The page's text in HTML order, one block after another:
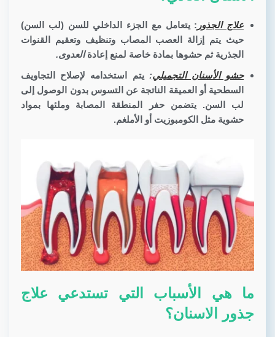
علاج الجذور : يتعامل مع الجزء الداخلي للسن (لب السن)
حيث يتم إزالة العصب المصاب وتنظيف وتعقيم القنوات
الجذرية ثم حشوها بمادة خاصة لمنع إعادةالعدوى.
حشو الأسنان التجميلي: يتم استخدامه لإصلاح التجاويف
السطحية أو العميقة الناتجة عن التسوس بدون الوصول إلى
لب السن. يتضمن حفر المنطقة المصابة وملئها بمواد
حشوية مثل الكومبوزيت أو الأملغم.
ما هي الأسباب التي تستدعي علاج
جذور الاسنان؟